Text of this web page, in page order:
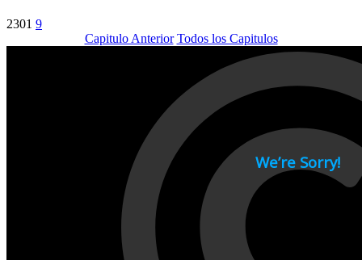
2301 9
Capitulo Anterior Todos los Capitulos